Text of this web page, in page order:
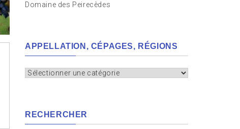
Domaine des Peirecèdes
APPELLATION, CÉPAGES, RÉGIONS
Appellation,
RECHERCHER